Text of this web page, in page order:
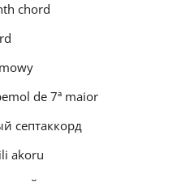
chord
de 7ª maior
септаккорд
akoru